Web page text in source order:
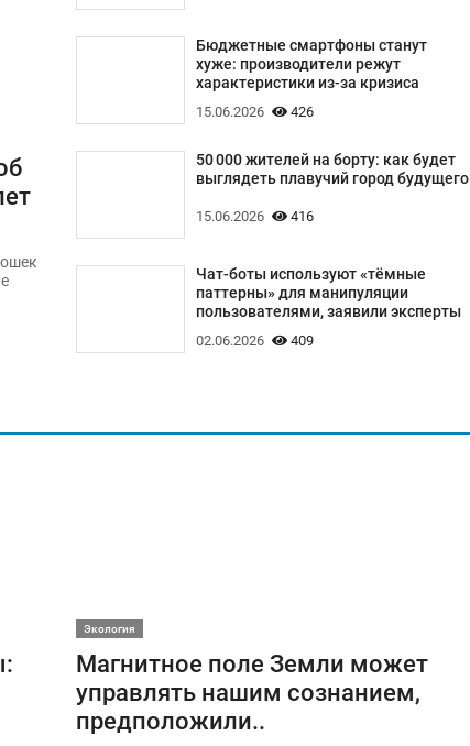
Бюджетные смартфоны станут
хуже: производители режут
характеристики из-за кризиса
15.06.2026 426
50 000 жителей на борту: как будет
выглядеть плавучий город будущего
15.06.2026 416
Чат-боты используют «тёмные
паттерны» для манипуляции
пользователями, заявили эксперты
02.06.2026 409
Экология
Магнитное поле Земли может
управлять нашим сознанием,
предположили..